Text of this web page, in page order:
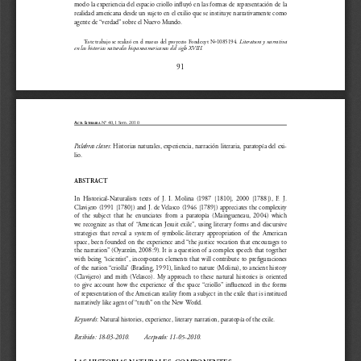
91
modo la experiencia del espacio criollo influyó en las formas de representación de la
realidad americana desde un sujeto en el exilio que se instituye narrativamente como
agente de “verdad” sobre el Nuevo Mundo.
*Este trabajo se realizó en el marco del proyecto Fondecyt Nº1085194. Literatura y narrativa
en las historias naturales hispanoamericanas del siglo XVIII.
A CTA LITERARIA Nº 40, I Sem. 2010
Palabras claves: Historias naturales, experiencia, narración literaria, paratopía del exi-
lio.
ABSTRACT
In  Historical-Naturalists  texts  of  J.  I.  Molina  (1987  [1810],  2000  [1788]),  F.  J.
Clavijero (1991 [1780]) and J. de Velasco (1946 [1789]) appreciates the complexity
of  the  subject  that  he  enunciates  from  a  paratopía  (Maingueneau,  2004)  which
we  recognize  as  that  of  “American  Jesuit  exile”,  using  literary  forms  and  discursive
strategies  that  reveal  a  system  of  symbolic-literary  appropriation  of  the  American
space, been founded on the experience and “the justice vocation that encourages to
the narration” (Oyarzún, 2008:9). It is a question of a complex speech that together
with  being  “scientist”,  incorporates  elements  that  will  contribute  to  prefiguraciones
of the nation “criolla” (Brading, 1991), linked to nature (Molina), to ancient history
(Clavijero)  and  mith  (Velasco).  My  approach  to  these  natural  histories  is  oriented
to  give  account  how  the  experience  of  the  space  “criollo”  influenced  in  the  forms
of representation of the American reality from a subject in the exile that is institued
narratively like agent of “truth” on the New World.
Keywords: Natural histories, experience, literary narration, paratopía of the exile.
Recibido: 18-03-2010. Aceptado: 11-05-2010.